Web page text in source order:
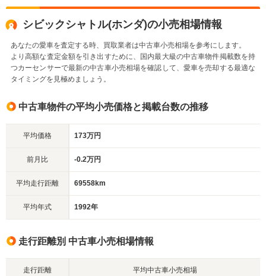
シビックシャトル(ホンダ)の小売相場情報
あなたの愛車を査定する時、買取業者は中古車小売相場を参考にします。
より高額な査定金額を引き出すために、国内最大級の中古車物件掲載数を持
つカーセンサーで最新の中古車小売相場を確認して、愛車を売却する最適な
タイミングを見極めましょう。
中古車物件の平均小売価格と掲載台数の推移
平均価格 173万円
前月比 -0.2万円
平均走行距離 69558km
平均年式 1992年
走行距離別 中古車小売相場情報
走行距離 平均中古車小売相場